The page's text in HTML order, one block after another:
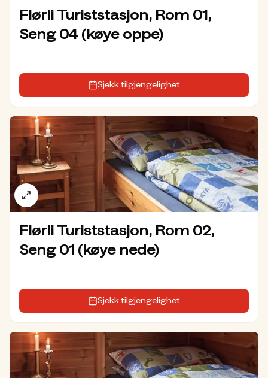
Flørli Turiststasjon, Rom 01,
Seng 04 (køye oppe)
Sjekk tilgjengelighet
Flørli Turiststasjon, Rom 02,
Seng 01 (køye nede)
Sjekk tilgjengelighet